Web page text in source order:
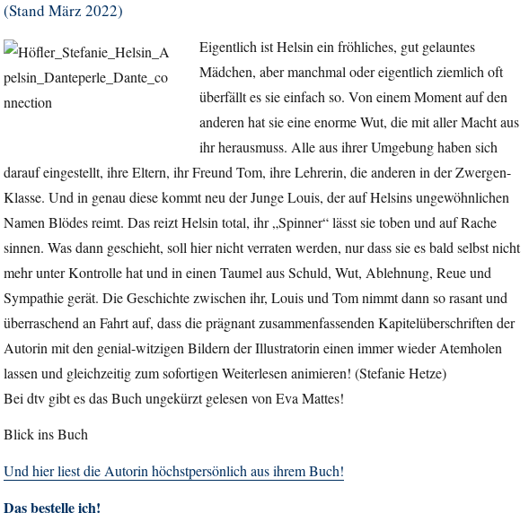
(Stand März 2022)
Eigentlich ist Helsin ein fröhliches, gut gelauntes
Mädchen, aber manchmal oder eigentlich ziemlich oft
überfällt es sie einfach so. Von einem Moment auf den
anderen hat sie eine enorme Wut, die mit aller Macht aus
ihr herausmuss. Alle aus ihrer Umgebung haben sich
darauf eingestellt, ihre Eltern, ihr Freund Tom, ihre Lehrerin, die anderen in der Zwergen-
Klasse. Und in genau diese kommt neu der Junge Louis, der auf Helsins ungewöhnlichen
Namen Blödes reimt. Das reizt Helsin total, ihr „Spinner“ lässt sie toben und auf Rache
sinnen. Was dann geschieht, soll hier nicht verraten werden, nur dass sie es bald selbst nicht
mehr unter Kontrolle hat und in einen Taumel aus Schuld, Wut, Ablehnung, Reue und
Sympathie gerät. Die Geschichte zwischen ihr, Louis und Tom nimmt dann so rasant und
überraschend an Fahrt auf, dass die prägnant zusammenfassenden Kapitelüberschriften der
Autorin mit den genial-witzigen Bildern der Illustratorin einen immer wieder Atemholen
lassen und gleichzeitig zum sofortigen Weiterlesen animieren! (Stefanie Hetze)
Bei dtv gibt es das Buch ungekürzt gelesen von Eva Mattes!
Blick ins Buch
Und hier liest die Autorin höchstpersönlich aus ihrem Buch!
Das bestelle ich!